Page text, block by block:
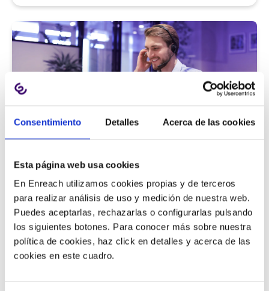
Consentimiento Detalles Acerca de las cookies
Esta página web usa cookies
En Enreach utilizamos cookies propias y de terceros
para realizar análisis de uso y medición de nuestra web.
Puedes aceptarlas, rechazarlas o configurarlas pulsando
los siguientes botones. Para conocer más sobre nuestra
política de cookies, haz click en detalles y acerca de las
cookies en este cuadro.
9 métricas de call center para medir
la satisfacción del cliente
11/06/2026